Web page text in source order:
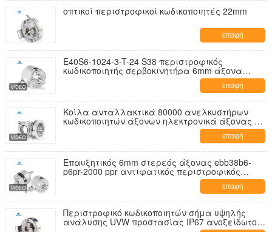
οπτικοί περιστροφικοί κωδικοποιητές 22mm
επαφή
E40S6-1024-3-T-24 S38 περιστροφικός
κωδικοποιητής σερβοκινητήρα 6mm άξονα
επαφή
Κοίλα ανταλλακτικά 80000 ανελκυστήρων
κωδικοποιητών άξονων ηλεκτρονικά άξονας ppr
επαφή
Επαυξητικός 6mm στερεός άξονας ebb38b6-
p6pr-2000 ppr αντιφατικός περιστροφικός
επαφή
Περιστροφικό κωδικοποιητών σήμα υψηλής
ανάλυσης UVW προστασίας IP67 ανοξείδωτου